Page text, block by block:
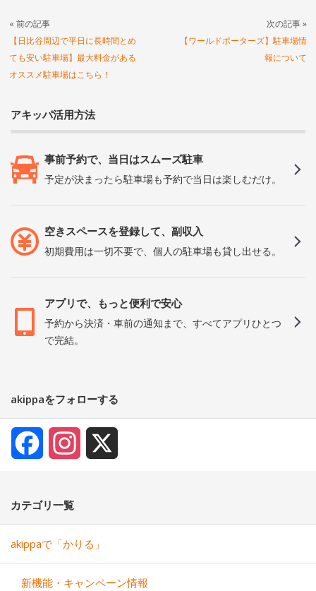
« 前の記事
【日比谷周辺で平日に長時間とめ
ても安い駐車場】最大料金がある
オススメ駐車場はこちら！
次の記事 »
【ワールドポーターズ】駐車場情
報について
アキッパ活用方法
事前予約で、当日はスムーズ駐車
予定が決まったら駐車場も予約で当日は楽しむだけ。
空きスペースを登録して、副収入
初期費用は一切不要で、個人の駐車場も貸し出せる。
アプリで、もっと便利で安心
予約から決済・車前の通知まで、すべてアプリひとつ
で完結。
akippaをフォローする
FacebookInstagram
カテゴリ一覧
akippaで「かりる」
新機能・キャンペーン情報